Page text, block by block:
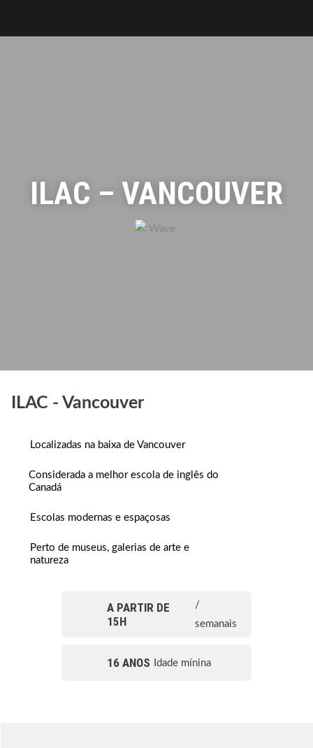
ILAC – VANCOUVER
ILAC - Vancouver
Localizadas na baixa de Vancouver
Considerada a melhor escola de inglês do
Canadá
Escolas modernas e espaçosas
Perto de museus, galerias de arte e
natureza
A PARTIR DE
15H
/
semanais
16 ANOS Idade mínina